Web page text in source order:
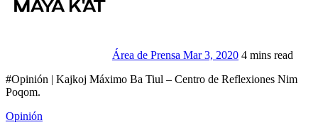
Área de Prensa Mar 3, 2020 4 mins read
#Opinión | Kajkoj Máximo Ba Tiul – Centro de Reflexiones Nim
Poqom.
Opinión